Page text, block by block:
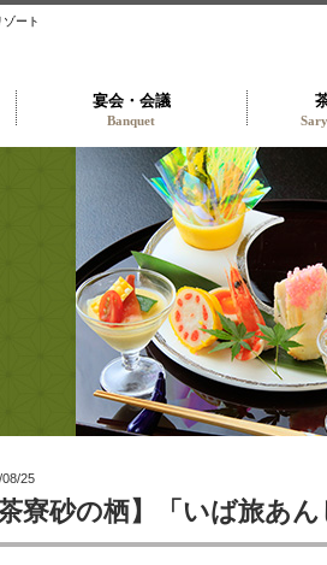
ート
宴会・会議
Banquet
25
茶寮砂の栖】「いば旅あ
栖 TOP